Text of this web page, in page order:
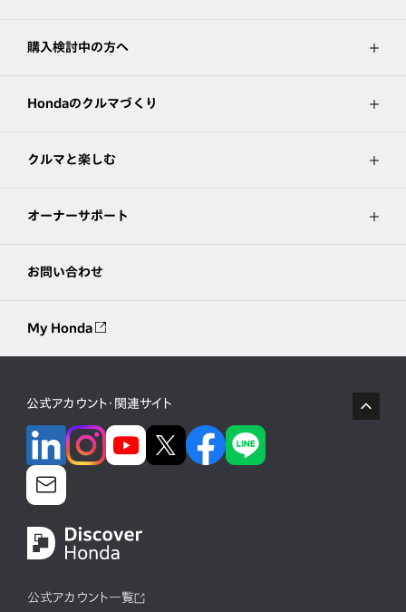
購入検討中の方へ
Hondaのクルマづくり
クルマと楽しむ
オーナーサポート
お問い合わせ
My Honda
公式アカウント・関連サイト
公式アカウント一覧